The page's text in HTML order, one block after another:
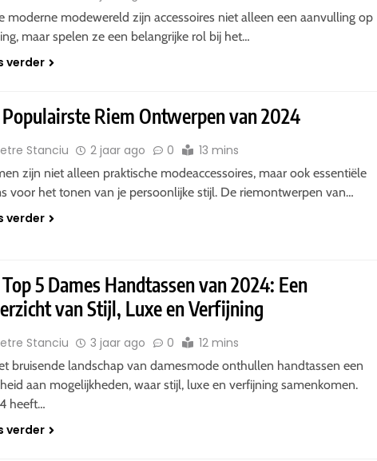
moderne modewereld zijn accessoires niet alleen een aanvulling op
maar spelen ze een belangrijke rol bij het…
verder
Populairste Riem Ontwerpen van 2024
Stanciu 2 jaar ago 0 13 mins
zijn niet alleen praktische modeaccessoires, maar ook essentiële
voor het tonen van je persoonlijke stijl. De riemontwerpen van…
verder
5 Dames Handtassen van 2024: Een
van Stijl, Luxe en Verfijning
Stanciu 3 jaar ago 0 12 mins
bruisende landschap van damesmode onthullen handtassen een
aan mogelijkheden, waar stijl, luxe en verfijning samenkomen.
heeft…
verder